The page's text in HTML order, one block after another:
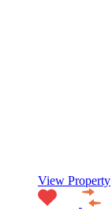
View Property